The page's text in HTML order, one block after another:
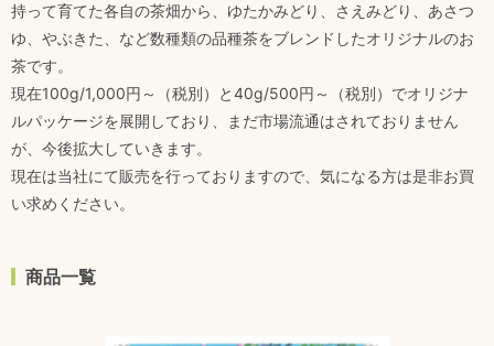
持って育てた各自の茶畑から、ゆたかみどり、さえみどり、あさつ
ゆ、やぶきた、など数種類の品種茶をブレンドしたオリジナルのお
茶です。
現在100g/1,000円～（税別）と40g/500円～（税別）でオリジナ
ルパッケージを展開しており、まだ市場流通はされておりません
が、今後拡大していきます。
現在は当社にて販売を行っておりますので、気になる方は是非お買
い求めください。
商品一覧